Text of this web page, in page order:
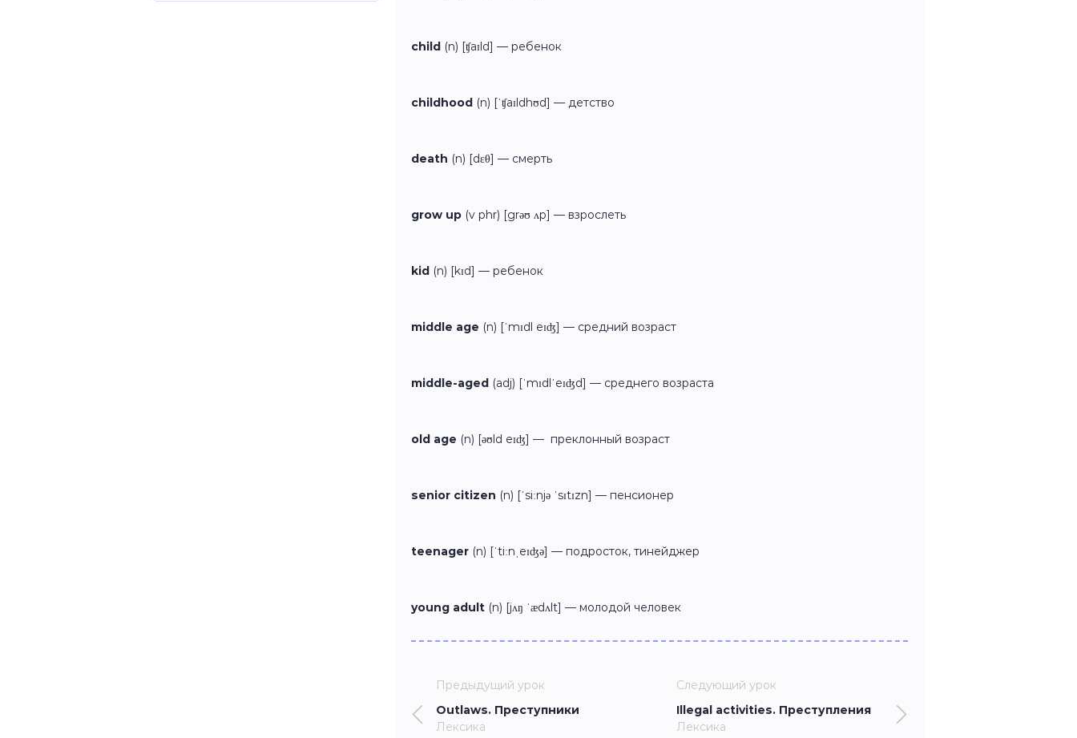
child (n) [ʧaɪld] — ребенок
childhood (n) [ˈʧaɪldhʊd] — детство
death (n) [dɛθ] — смерть
grow up (v phr) [grəʊ ʌp] — взрослеть
kid (n) [kɪd] — ребенок
middle age (n) [ˈmɪdl eɪʤ] — средний возраст
middle-aged (adj) [ˈmɪdlˈeɪʤd] — среднего возраста
old age (n) [əʊld eɪʤ] — преклонный возраст
senior citizen (n) [ˈsiːnjə ˈsɪtɪzn] — пенсионер
teenager (n) [ˈtiːnˌeɪʤə] — подросток, тинейджер
young adult (n) [jʌŋ ˈædʌlt] — молодой человек
Предыдущий урок
Outlaws. Преступники
Лексика
Следующий урок
Illegal activities. Преступления
Лексика